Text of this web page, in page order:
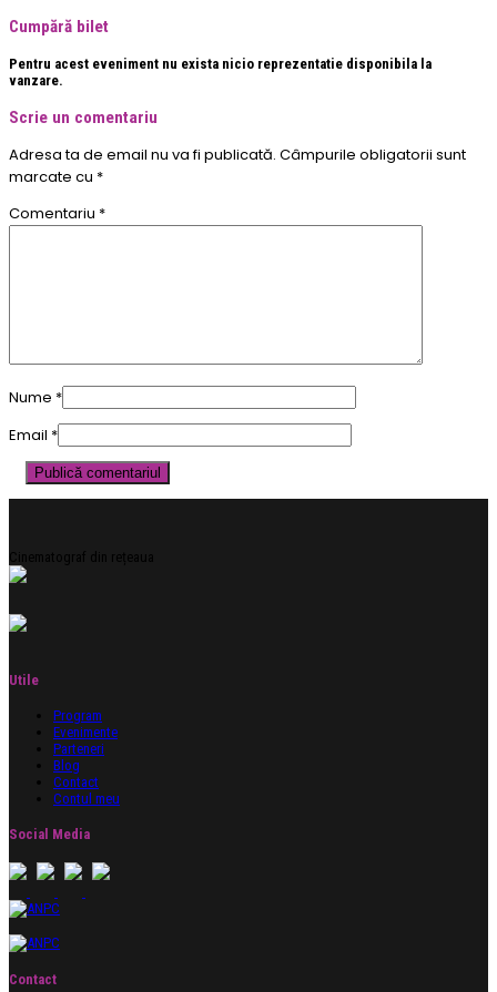
Cumpără bilet
Pentru acest eveniment nu exista nicio reprezentatie disponibila la
vanzare.
Scrie un comentariu
Adresa ta de email nu va fi publicată. Câmpurile obligatorii sunt
marcate cu *
Comentariu *
Nume *
Email *
Cinematograf din rețeaua
Utile
Program
Evenimente
Parteneri
Blog
Contact
Contul meu
Social Media
Contact